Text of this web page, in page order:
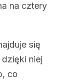
na cztery
się
niej
co